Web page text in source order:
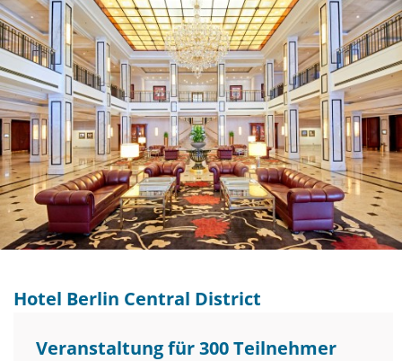
Hotel Berlin Central District
Veranstaltung für 300 Teilnehmer